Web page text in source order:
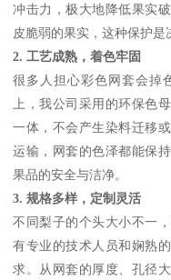
冲击力，极大地降低果实
皮脆弱的果实，这种保护是
2. 工艺成熟，着色牢固
很多人担心彩色网套会掉
上，我公司采用的环保色
一体，不会产生染料迁移
运输，网套的色泽都能保
果品的安全与洁净。
3. 规格多样，定制灵活
不同梨子的个头大小不一
有专业的技术人员和娴熟
求。从网套的厚度、孔径